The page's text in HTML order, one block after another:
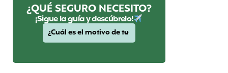
¿QUÉ SEGURO NECESITO?
¡Sigue la guía y descúbrelo!